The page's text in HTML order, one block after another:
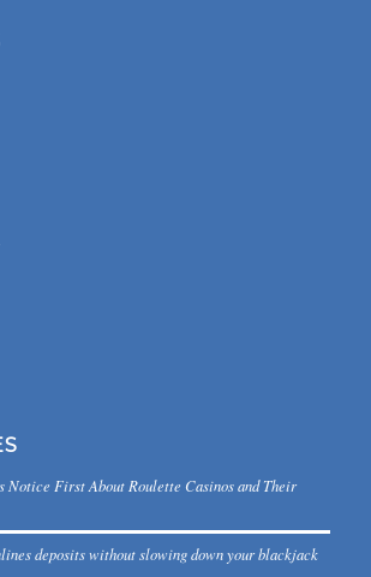
Notice First About Roulette Casinos and Their
deposits without slowing down your blackjack